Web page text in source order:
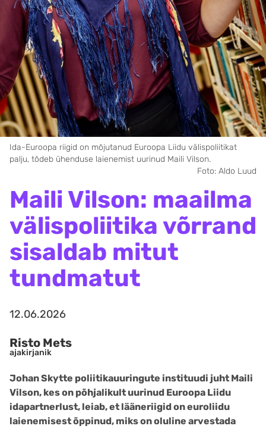
Ida-Euroopa riigid on mõjutanud Euroopa Liidu välispoliitikat
palju, tõdeb ühenduse laienemist uurinud Maili Vilson.
Foto: Aldo Luud
Maili Vilson: maailma
välispoliitika võrrand
sisaldab mitut
tundmatut
12.06.2026
Risto Mets
ajakirjanik
Johan Skytte poliitikauuringute instituudi juht Maili
Vilson, kes on põhjalikult uurinud Euroopa Liidu
idapartnerlust, leiab, et lääneriigid on euroliidu
laienemisest õppinud, miks on oluline arvestada